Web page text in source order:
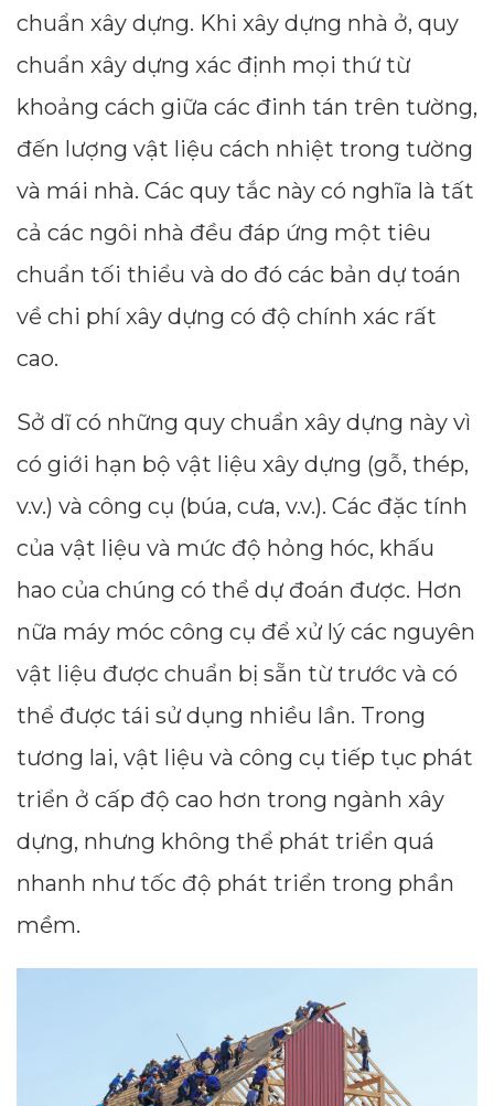
chuẩn xây dựng. Khi xây dựng nhà ở, quy
chuẩn xây dựng xác định mọi thứ từ
khoảng cách giữa các đinh tán trên tường,
đến lượng vật liệu cách nhiệt trong tường
và mái nhà. Các quy tắc này có nghĩa là tất
cả các ngôi nhà đều đáp ứng một tiêu
chuẩn tối thiểu và do đó các bản dự toán
về chi phí xây dựng có độ chính xác rất
cao.
Sở dĩ có những quy chuẩn xây dựng này vì
có giới hạn bộ vật liệu xây dựng (gỗ, thép,
v.v.) và công cụ (búa, cưa, v.v.). Các đặc tính
của vật liệu và mức độ hỏng hóc, khấu
hao của chúng có thể dự đoán được. Hơn
nữa máy móc công cụ để xử lý các nguyên
vật liệu được chuẩn bị sẵn từ trước và có
thể được tái sử dụng nhiều lần. Trong
tương lai, vật liệu và công cụ tiếp tục phát
triển ở cấp độ cao hơn trong ngành xây
dựng, nhưng không thể phát triển quá
nhanh như tốc độ phát triển trong phần
mềm.